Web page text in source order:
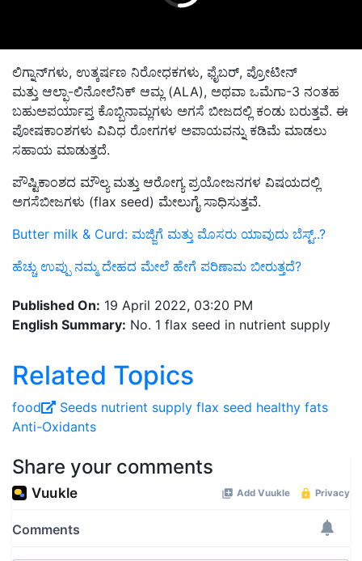
ಲಿಗ್ನಾನ್‌ಗಳು, ಉತ್ಕರ್ಷಣ ನಿರೋಧಕಗಳು, ಫೈಬರ್, ಪ್ರೋಟೀನ್
ಮತ್ತು ಆಲ್ಫಾ-ಲಿನೋಲೆನಿಕ್ ಆಮ್ಲ (ALA), ಅಥವಾ ಒಮೆಗಾ-3 ನಂತಹ
ಬಹುಅಪರ್ಯಾಪ್ತ ಕೊಬ್ಬಿನಾಮ್ಲಗಳು ಅಗಸೆ ಬೀಜದಲ್ಲಿ ಕಂಡು ಬರುತ್ತವೆ. ಈ
ಪೋಷಕಾಂಶಗಳು ವಿವಿಧ ರೋಗಗಳ ಅಪಾಯವನ್ನು ಕಡಿಮೆ ಮಾಡಲು
ಸಹಾಯ ಮಾಡುತ್ತದೆ.
ಪೌಷ್ಟಿಕಾಂಶದ ಮೌಲ್ಯ ಮತ್ತು ಆರೋಗ್ಯ ಪ್ರಯೋಜನಗಳ ವಿಷಯದಲ್ಲಿ
ಅಗಸೆಬೀಜಗಳು (flax seed) ಮೇಲುಗೈ ಸಾಧಿಸುತ್ತವೆ.
Butter milk ‍& Curd: ಮಜ್ಜಿಗೆ ಮತ್ತು ಮೊಸರು ಯಾವುದು ಬೆಸ್ಟ್‌..?
ಹೆಚ್ಚು ಉಪ್ಪು ನಮ್ಮ ದೇಹದ ಮೇಲೆ ಹೇಗೆ ಪರಿಣಾಮ ಬೀರುತ್ತದೆ?
Published On: 19 April 2022, 03:20 PM
English Summary: No. 1 flax seed in nutrient supply
Related Topics
food Seeds nutrient supply flax seed healthy fats
Anti-Oxidants
Share your comments